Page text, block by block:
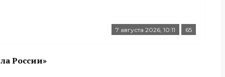
7 августа 2026, 10:11 65
России»